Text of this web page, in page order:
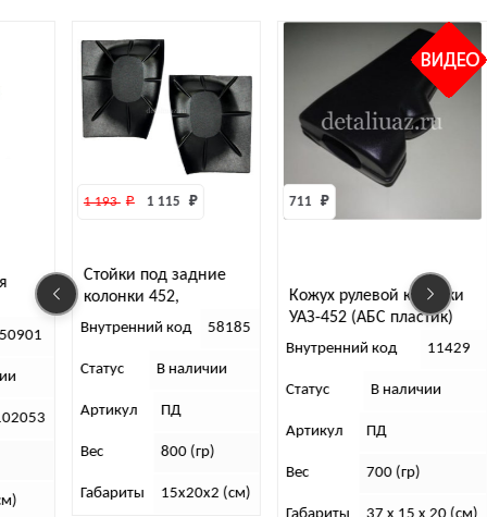
под задние
452,
2 шт. (АБС
₽
код 58185
В наличии
ПД
800 (гр)
15х20х2 (см)
Кожух рулевой колонки
УАЗ-452 (АБС пластик)
711
Внутренний код 11429
В наличии
ПД
700 (гр)
Панель
Статус
Вес
Габариты